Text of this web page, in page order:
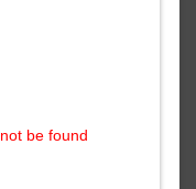
be found